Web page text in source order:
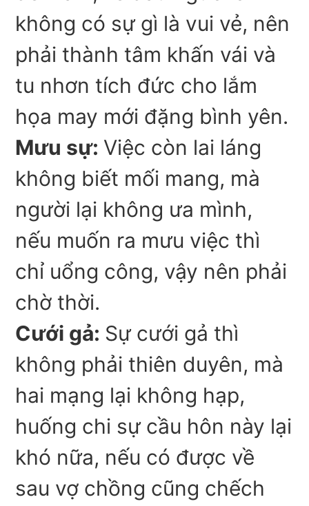
không có sự gì là vui vẻ, nên
phải thành tâm khấn vái và
tu nhơn tích đức cho lắm
họa may mới đặng bình yên.
Mưu sự: Việc còn lai láng
không biết mối mang, mà
người lại không ưa mình,
nếu muốn ra mưu việc thì
chỉ uổng công, vậy nên phải
chờ thời.
Cưới gả: Sự cưới gả thì
không phải thiên duyên, mà
hai mạng lại không hạp,
huống chi sự cầu hôn này lại
khó nữa, nếu có được về
sau vợ chồng cũng chếch